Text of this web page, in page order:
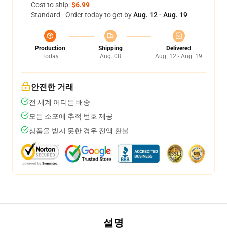
Cost to ship:$6.99
Standard - Order today to get byAug. 12 - Aug. 19
Production
Today
Shipping
Aug. 08
Delivered
Aug. 12 - Aug. 19
안전한 거래
전 세계 어디든 배송
모든 소포에 추적 번호 제공
상품을 받지 못한 경우 전액 환불
설명